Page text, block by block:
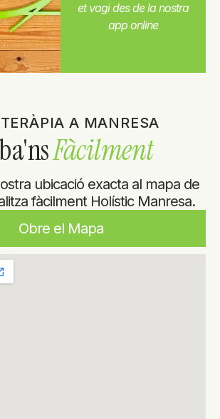
et vagi des de la nostra
app online
A MANRESA
Fàcilment
ubicació exacta al mapa de
fàcilment Holístic Manresa.
Obre el Mapa